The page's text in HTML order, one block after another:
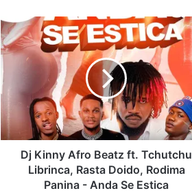
Dj
Kinny
Afro
ft.
Tchutchu
Librinca,
Rasta
Doido,
RodimaDj Kinny Afro Beatz ft. Tchutchu
Librinca, Rasta Doido, Rodima
Panina - Anda Se Estica